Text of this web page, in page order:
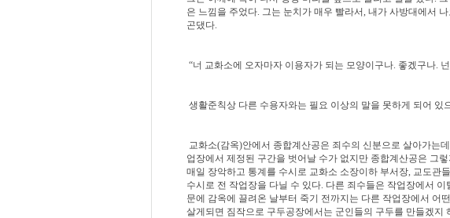
은 느낌을 주었다. 그는 눈치가 매우 빨라서, 내가 사방대에서
곤댔다.
“너 교화소에 오자마자 이용자가 되는 모양이구나. 좋겠구나.
생활준칙상 다른 수용자와는 필요 이상의 말을 못하게 되어 있
교화소(감옥)안에서 종합계산공은 죄수의 신분으로 살아가는
업장에서 제정된 구간을 벗어날 수가 없지만 종합계산공은 그
매일 장악하고 통계를 수시로 교화소 소장이하 부서장, 교도관
수시로 전 작업장을 다닐 수 있다. 다른 죄수들은 작업장에서
문에 감옥에 끌려온 날부터 죽기 전까지는 다른 작업장에서 어
살게되면 짐작으로 구두공장에서는 군인들의 구두를 만들겠지